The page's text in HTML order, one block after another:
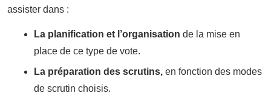
assister dans :
La planification et l’organisation de la mise en
place de ce type de vote.
La préparation des scrutins, en fonction des modes
de scrutin choisis.